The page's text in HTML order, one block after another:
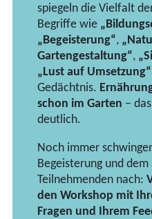
spiegeln die Vielfalt
Begriffe wie
„Begeisterung“,
Gartengestaltung“,
„Lust auf Umsetzung“
Gedächtnis.
schon im Garten –
deutlich.
Noch immer
Begeisterung und
Teilnehmenden nach:
den Workshop mit
Fragen und Ihrem